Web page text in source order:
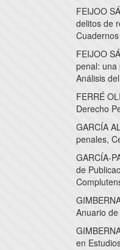
FEIJOO
delitos de
FEIJOO
penal: una
Análisis
FERRÉ
Derecho
GARCÍA
penales,
GARCÍA-
de
Anuario
en